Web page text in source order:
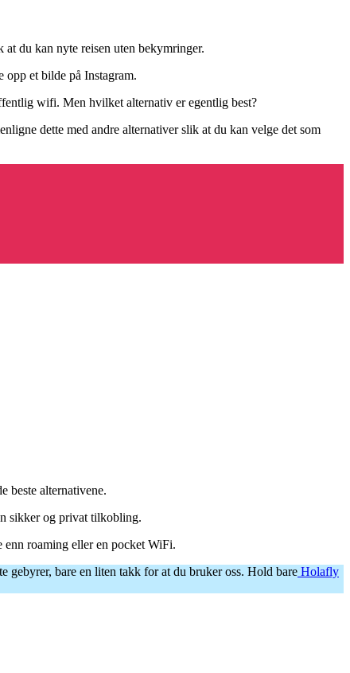
du kan nyte reisen uten bekymringer.
opp et bilde på Instagram.
wifi. Men hvilket alternativ er egentlig best?
dette med andre alternativer slik at du kan velge det som
beste alternativene.
sikker og privat tilkobling.
enn roaming eller en pocket WiFi.
gebyrer, bare en liten takk for at du bruker oss. Hold bare Holafly